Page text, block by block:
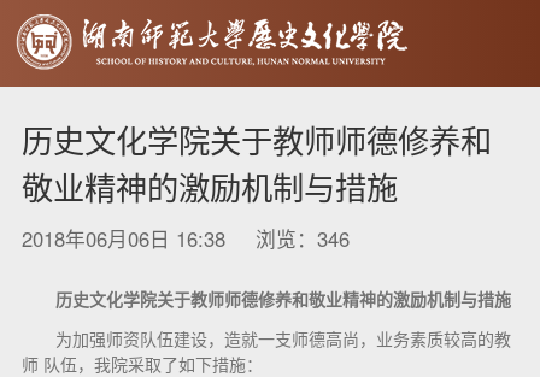
历史文化学院关于教师师德修养和
敬业精神的激励机制与措施
2018年06月06日 16:38 浏览： 346
历史文化学院关于教师师德修养和敬业精神的激励机制与措施
为加强师资队伍建设，造就一支师德高尚，业务素质较高的教
师 队伍，我院采取了如下措施：